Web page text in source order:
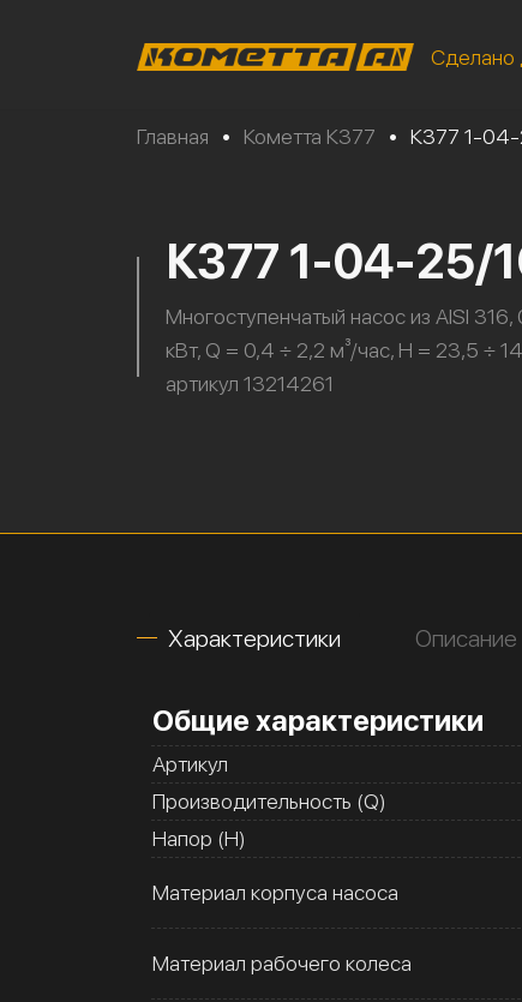
Сделано
Главная • Кометта К377 • К377 1-
К377 1-04-
Многоступенчатый насос из AISI 316,
кВт, Q = 0,4 ÷ 2,2 м³/час, H = 23,5 ÷
артикул 13214261
Характеристики
Общие характеристики
Артикул
Производительность (Q)
Напор (H)
Материал корпуса насоса
Материал рабочего колеса